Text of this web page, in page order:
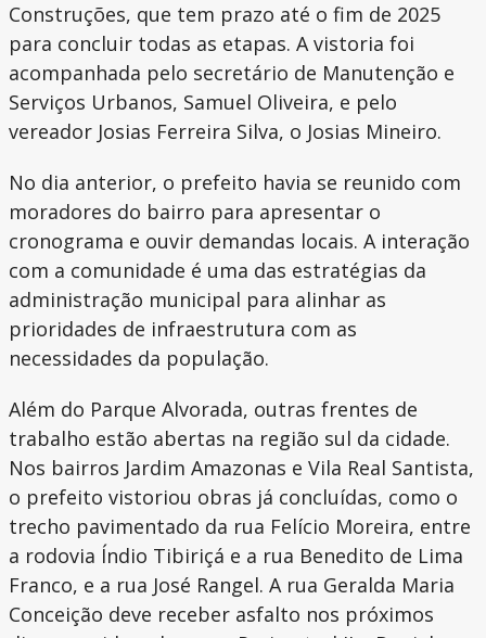
Construções, que tem prazo até o fim de 2025
para concluir todas as etapas. A vistoria foi
acompanhada pelo secretário de Manutenção e
Serviços Urbanos, Samuel Oliveira, e pelo
vereador Josias Ferreira Silva, o Josias Mineiro.
No dia anterior, o prefeito havia se reunido com
moradores do bairro para apresentar o
cronograma e ouvir demandas locais. A interação
com a comunidade é uma das estratégias da
administração municipal para alinhar as
prioridades de infraestrutura com as
necessidades da população.
Além do Parque Alvorada, outras frentes de
trabalho estão abertas na região sul da cidade.
Nos bairros Jardim Amazonas e Vila Real Santista,
o prefeito vistoriou obras já concluídas, como o
trecho pavimentado da rua Felício Moreira, entre
a rodovia Índio Tibiriçá e a rua Benedito de Lima
Franco, e a rua José Rangel. A rua Geralda Maria
Conceição deve receber asfalto nos próximos